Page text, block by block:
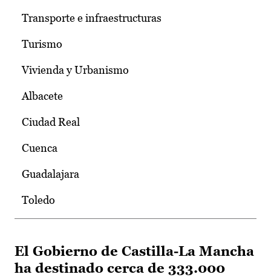
Transporte e infraestructuras
Turismo
Vivienda y Urbanismo
Albacete
Ciudad Real
Cuenca
Guadalajara
Toledo
El Gobierno de Castilla-La Mancha
ha destinado cerca de 333.000